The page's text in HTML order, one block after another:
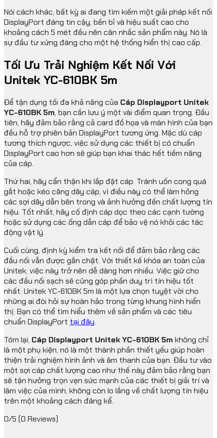
Nói cách khác, bất kỳ ai đang tìm kiếm một giải pháp kết nối
DisplayPort đáng tin cậy, bền bỉ và hiệu suất cao cho
khoảng cách 5 mét đều nên cân nhắc sản phẩm này. Nó là
sự đầu tư xứng đáng cho một hệ thống hiển thị cao cấp.
Tối Ưu Trải Nghiệm Kết Nối Với
Unitek YC-610BK 5m
Để tận dụng tối đa khả năng của Cáp Displayport Unitek
YC-610BK 5m, bạn cần lưu ý một vài điểm quan trọng. Đầu
tiên, hãy đảm bảo rằng cả card đồ họa và màn hình của bạn
đều hỗ trợ phiên bản DisplayPort tương ứng. Mặc dù cáp
tương thích ngược, việc sử dụng các thiết bị có chuẩn
DisplayPort cao hơn sẽ giúp bạn khai thác hết tiềm năng
của cáp.
Thứ hai, hãy cẩn thận khi lắp đặt cáp. Tránh uốn cong quá
gắt hoặc kéo căng dây cáp, vì điều này có thể làm hỏng
các sợi dây dẫn bên trong và ảnh hưởng đến chất lượng tín
hiệu. Tốt nhất, hãy cố định cáp dọc theo các cạnh tường
hoặc sử dụng các ống dẫn cáp để bảo vệ nó khỏi các tác
động vật lý.
Cuối cùng, định kỳ kiểm tra kết nối để đảm bảo rằng các
đầu nối vẫn được gắn chặt. Với thiết kế khóa an toàn của
Unitek, việc này trở nên dễ dàng hơn nhiều. Việc giữ cho
các đầu nối sạch sẽ cũng góp phần duy trì tín hiệu tốt
nhất. Unitek YC-610BK 5m là một lựa chọn tuyệt vời cho
những ai đòi hỏi sự hoàn hảo trong từng khung hình hiển
thị. Bạn có thể tìm hiểu thêm về sản phẩm và các tiêu
chuẩn DisplayPort tại đây.
Tóm lại, Cáp Displayport Unitek YC-610BK 5m không chỉ
là một phụ kiện, nó là một thành phần thiết yếu giúp hoàn
thiện trải nghiệm hình ảnh và âm thanh của bạn. Đầu tư vào
một sợi cáp chất lượng cao như thế này đảm bảo rằng bạn
sẽ tận hưởng trọn vẹn sức mạnh của các thiết bị giải trí và
làm việc của mình, không còn lo lắng về chất lượng tín hiệu
trên một khoảng cách đáng kể.
0/5 (0 Reviews)